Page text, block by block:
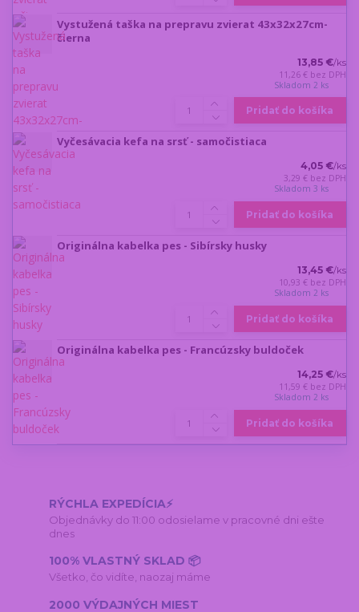
Vystužená taška na prepravu zvierat 43x32x27cm-
čierna
13,85 €/ks
11,26 € bez DPH
Skladom 2 ks
Pridať do košíka
Vyčesávacia kefa na srsť - samočistiaca
4,05 €/ks
3,29 € bez DPH
Skladom 3 ks
Pridať do košíka
Originálna kabelka pes - Sibírsky husky
13,45 €/ks
10,93 € bez DPH
Skladom 2 ks
Pridať do košíka
Originálna kabelka pes - Francúzsky buldoček
14,25 €/ks
11,59 € bez DPH
Skladom 2 ks
Pridať do košíka
RÝCHLA EXPEDÍCIA⚡
Objednávky do 11:00 odosielame v pracovné dni ešte
dnes
100% VLASTNÝ SKLAD 📦
Všetko, čo vidíte, naozaj máme
2000 VÝDAJNÝCH MIEST